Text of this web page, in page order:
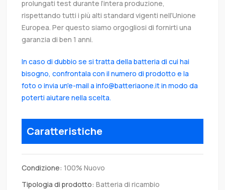
prolungati test durante l’intera produzione,
rispettando tutti i più alti standard vigenti nell’Unione
Europea. Per questo siamo orgogliosi di fornirti una
garanzia di ben 1 anni.
In caso di dubbio se si tratta della batteria di cui hai
bisogno, confrontala con il numero di prodotto e la
foto o invia un'e-mail a info@batteriaone.it in modo da
poterti aiutare nella scelta.
Caratteristiche
Condizione: 100% Nuovo
Tipologia di prodotto: Batteria di ricambio